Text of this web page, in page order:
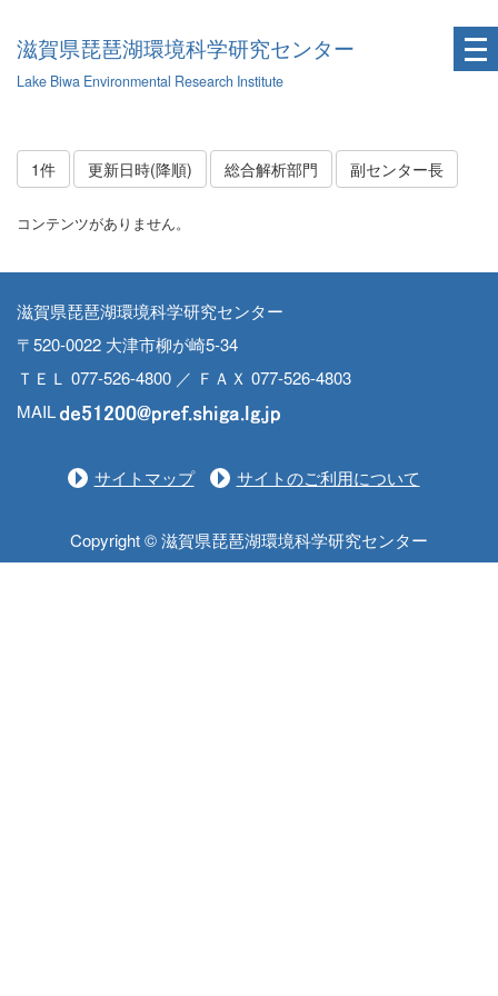
滋賀県琵琶湖環境科学研究センター
Lake Biwa Environmental Research Institute
1件 更新日時(降順) 総合解析部門 副センター長
コンテンツがありません。
滋賀県琵琶湖環境科学研究センター
〒520-0022 大津市柳が崎5-34
ＴＥＬ 077-526-4800 ／ ＦＡＸ 077-526-4803
MAIL
サイトマップ サイトのご利用について
Copyright © 滋賀県琵琶湖環境科学研究センター